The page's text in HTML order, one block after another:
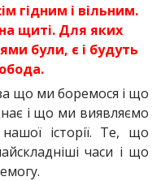
гідним і вільним.
щиті. Для яких
були, є і будуть
що ми боремося і що
і що ми виявляємо
історії. Те, що
часи і що